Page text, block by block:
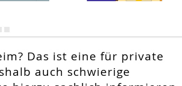
Das ist eine für private
auch schwierige